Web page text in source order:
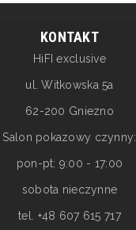
KONTAKT
HiFI exclusive
ul. Witkowska 5a
62-200 Gniezno
Salon pokazowy czynny:
pon-pt: 9:00 - 17:00
sobota nieczynne
tel. +48 607 615 717